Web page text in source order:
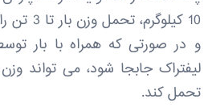
10
و در صورتی که همراه با بار
تحمل کند.